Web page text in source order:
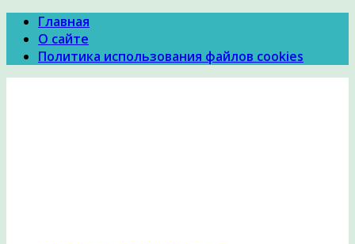
Главная
О сайте
Политика использования файлов cookies